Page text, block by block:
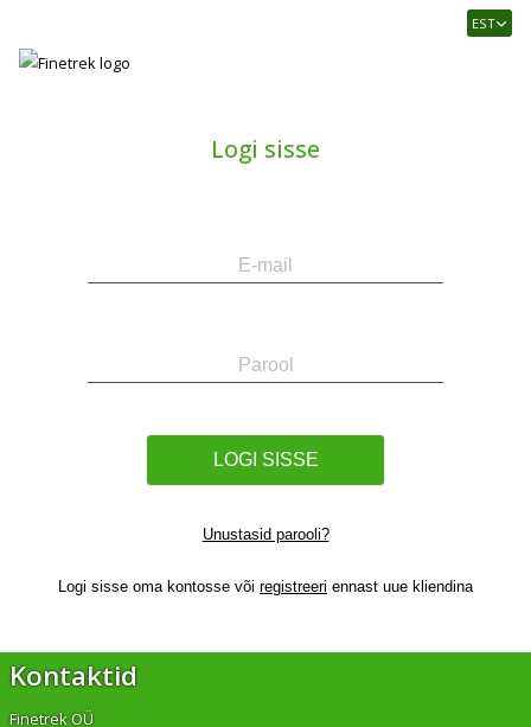
Usaldusväärne
tööstusautomaatika
EST
Logi sisse
LOGI SISSE
Unustasid parooli?
Logi sisse oma kontosse või registreeri ennast uue kliendina
Kontaktid
Finetrek OÜ